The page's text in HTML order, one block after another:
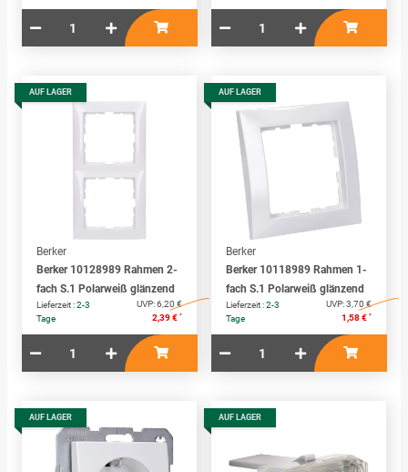
AUF LAGER
Berker
Berker 10128989 Rahmen 2-
fach S.1 Polarweiß glänzend
Lieferzeit :2-3
Tage
UVP:6,20 €
2,39 € *
AUF LAGER
Berker
Berker 10118989 Rahmen 1-
fach S.1 Polarweiß glänzend
Lieferzeit :2-3
Tage
UVP:3,70 €
1,58 € *
AUF LAGER AUF LAGER